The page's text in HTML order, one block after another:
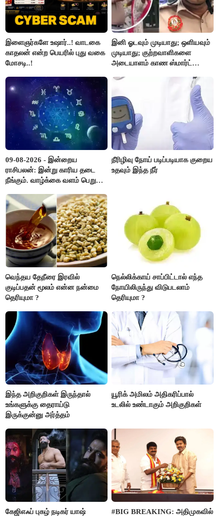
இளைஞர்களே உஷார்..! வாடகை
காதலன் என்ற பெயரில் புது வகை
மோசடி..!
இனி ஓடவும் முடியாது; ஒளியவும்
முடியாது; குற்றவாளிகளை
அடையாளம் காண ஸ்மார்ட்
09-08-2026 - இன்றைய
ராசிபலன்: இன்று காரிய தடை
நீங்கும். வாழ்க்கை வளம் பெறும்.
எடைபோடுவது நல்லது..!
நீரிழிவு நோய் படிப்படியாக குறைய
உதவும் இந்த நீர்
வெந்தய தேநீரை இரவில்
குடிப்பதன் மூலம் என்ன நன்மை
தெரியுமா ?
நெல்லிக்காய் சாப்பிட்டால் எந்த
நோயிலிருந்து விடுபடலாம்
தெரியுமா ?
இந்த அறிகுறிகள் இருந்தால்
உங்களுக்கு தைராய்டு
இருக்குன்னு அர்த்தம்
யூரிக் அமிலம் அதிகரிப்பால்
உடலில் உண்டாகும் அறிகுறிகள்
கேஜிஎஃப் புகழ் நடிகர் யாஷ்
#BIG BREAKING: அதிமுகவில்